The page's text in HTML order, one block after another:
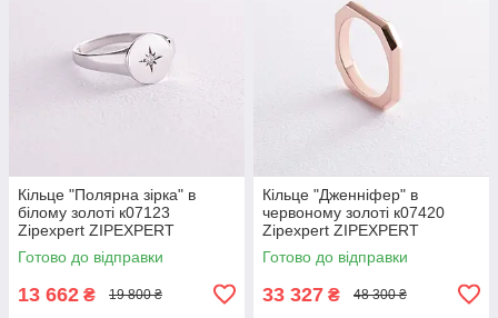
Кільце "Полярна зірка" в
білому золоті к07123
Zipexpert ZIPEXPERT
Готово до відправки
13 662 ₴ 19 800 ₴
Кільце "Дженніфер" в
червоному золоті к07420
Zipexpert ZIPEXPERT
Готово до відправки
33 327 ₴ 48 300 ₴